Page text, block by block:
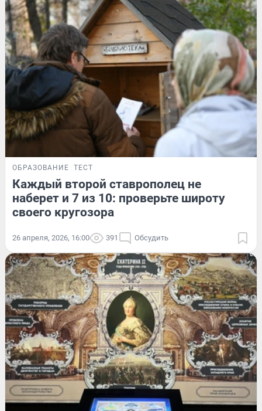
ОБРАЗОВАНИЕ ТЕСТ
Каждый второй ставрополец не
наберет и 7 из 10: проверьте широту
своего кругозора
26 апреля, 2026, 16:00 391 Обсудить